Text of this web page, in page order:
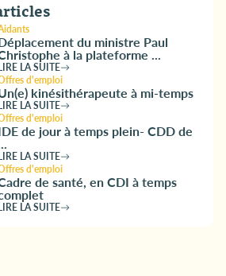
du ministre Paul
à la plateforme ...
LA SUITE
d'emploi
kinésithérapeute à mi-temps
LA SUITE
d'emploi
de jour à temps plein- CDD de
LA SUITE
d'emploi
de santé, en CDI à temps
LA SUITE